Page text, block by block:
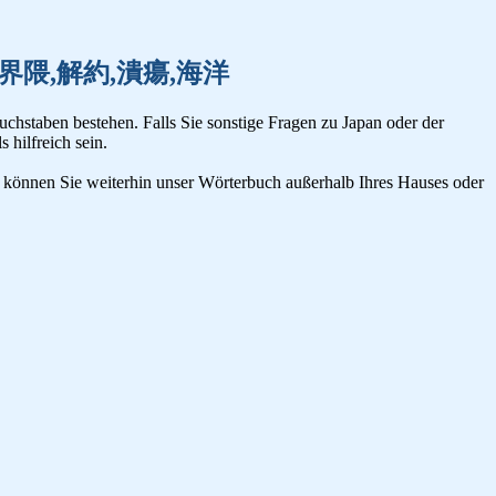
隈,解約,潰瘍,海洋
bestehen. Falls Sie sonstige Fragen zu Japan oder der
hilfreich sein.
Sie weiterhin unser Wörterbuch außerhalb Ihres Hauses oder